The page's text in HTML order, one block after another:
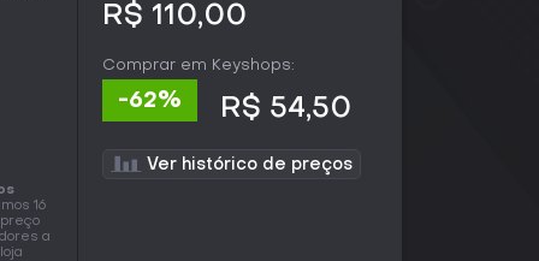
16
preço
a
R$ 110,00
Comprar em Keyshops:
-62% R$ 54,50
Ver histórico de preços